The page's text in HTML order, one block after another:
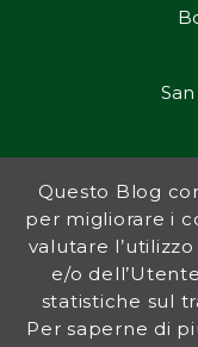
Inorto.org è dal 2011
fornisce preziosi
L’obiettivo di
base vegetale per
pianeta. In questo
per la
Questo Blog
per migliorare i
valutare
e/o
statistiche sul
Per saperne di